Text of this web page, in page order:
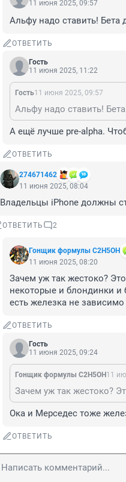
11 июня 2025, 09:57
Альфу надо ставить! Бета
ОТВЕТИТЬ
Гость
11 июня 2025, 11:22
Гость11 июня 2025, 09:57
Альфу надо ставить!
А ещё лучше pre-alpha.
ОТВЕТИТЬ
274671462
11 июня 2025, 08:04
Владельцы iPhone должны
ОТВЕТИТЬ 2
Гонщик формулы C2H5OH
11 июня 2025, 08:20
Зачем уж так жестоко?
некоторые и блондинки и
есть железка не зависимо
ОТВЕТИТЬ
Гость
11 июня 2025, 09:24
Гонщик формулы C2H5OH 11
Ока и Мерседес тоже
ОТВЕТИТЬ